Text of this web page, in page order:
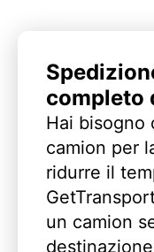
completo
Hai bisogno
camion per
ridurre il
un camion